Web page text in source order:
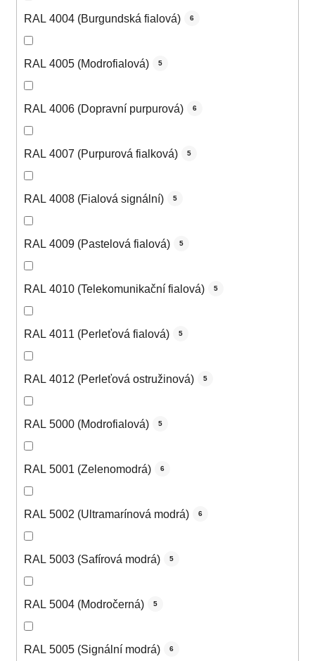
RAL 4004 (Burgundská fialová) 6
RAL 4005 (Modrofialová) 5
RAL 4006 (Dopravní purpurová) 6
RAL 4007 (Purpurová fialková) 5
RAL 4008 (Fialová signální) 5
RAL 4009 (Pastelová fialová) 5
RAL 4010 (Telekomunikační fialová) 5
RAL 4011 (Perleťová fialová) 5
RAL 4012 (Perleťová ostružinová) 5
RAL 5000 (Modrofialová) 5
RAL 5001 (Zelenomodrá) 6
RAL 5002 (Ultramarínová modrá) 6
RAL 5003 (Safírová modrá) 5
RAL 5004 (Modročerná) 5
RAL 5005 (Signální modrá) 6